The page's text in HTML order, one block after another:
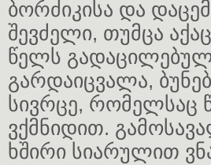
ბორძიკისა და
შევძელი, თუმცა
წელს
გარდაიცვალა,
სივრცე, რომელსაც
ვქმნიდით.
ხშირი სიარულით